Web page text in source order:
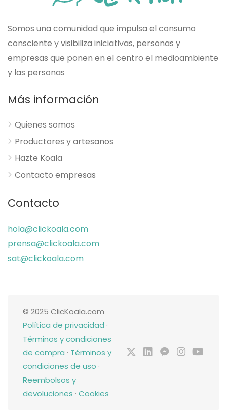
Somos una comunidad que impulsa el consumo
consciente y visibiliza iniciativas, personas y
empresas que ponen en el centro el medioambiente
y las personas
Más información
Quienes somos
Productores y artesanos
Hazte Koala
Contacto empresas
Contacto
hola@clickoala.com
prensa@clickoala.com
sat@clickoala.com
© 2025 ClicKoala.com
Política de privacidad ·
Términos y condiciones
de compra · Términos y
condiciones de uso ·
Reembolsos y
devoluciones · Cookies